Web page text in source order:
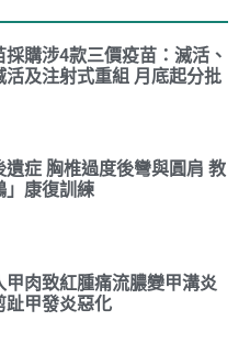
採購涉4款三價疫苗：滅活、
活及注射式重組 月底起分批
遺症 胸椎過度後彎與圓肩 教
」康復訓練
甲肉致紅腫痛流膿變甲溝炎
趾甲發炎惡化